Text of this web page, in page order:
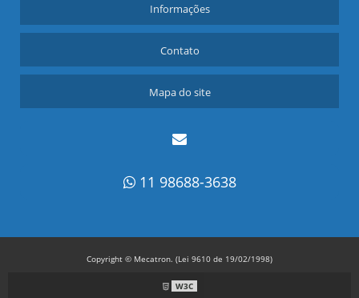
Informações
Contato
Mapa do site
11 98688-3638
Copyright © Mecatron. (Lei 9610 de 19/02/1998)
W3C